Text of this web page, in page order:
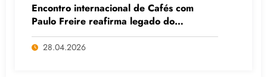
Encontro internacional de Cafés com
Paulo Freire reafirma legado do
educador popular
28.04.2026